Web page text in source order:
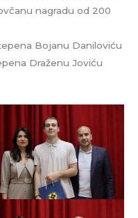
nagradu od 200
Bojanu Daniloviću
Draženu Joviću